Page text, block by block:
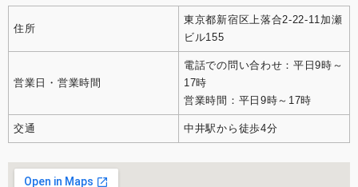
住所
東京都新宿区上落合2-22-11加瀬
ビル155
営業日・営業時間
電話での問い合わせ：平日9時～
17時
営業時間：平日9時～17時
交通 中井駅から徒歩4分